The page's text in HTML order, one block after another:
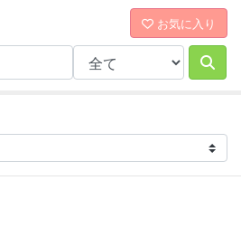
お気に入り